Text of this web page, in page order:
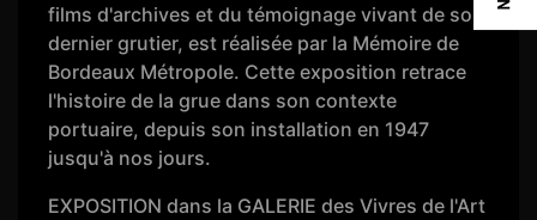
films d'archives et du témoignage vivant de son
dernier grutier, est réalisée par la Mémoire de
Bordeaux Métropole. Cette exposition retrace
l'histoire de la grue dans son contexte
portuaire, depuis son installation en 1947
jusqu'à nos jours.
EXPOSITION dans la GALERIE des Vivres de l'Art